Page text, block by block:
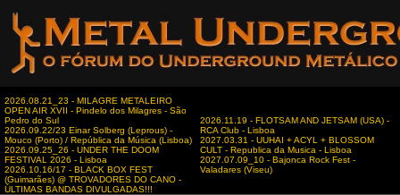
2026.08.21_23 - MILAGRE METALEIRO
OPEN AIR XVII - Pindelo dos Milagres - São
Pedro do Sul
2026.09.22/23 Einar Solberg (Leprous) -
Mouco (Porto) / República da Música (Lisboa)
2026.09.25_26 - UNDER THE DOOM
FESTIVAL 2026 - Lisboa
2026.10.16/17 - BLACK BOX FEST
(Guimarães) @ TROVADORES DO CANO -
ÚLTIMAS BANDAS DIVULGADAS!!!
2026.11.19 - FLOTSAM AND JETSAM (USA) -
RCA Club - Lisboa
2027.03.31 - UUHAI + ACYL + BLOSSOM
CULT - Republica da Musica - Lisboa
2027.07.09_10 - Bajonca Rock Fest -
Valadares (Viseu)